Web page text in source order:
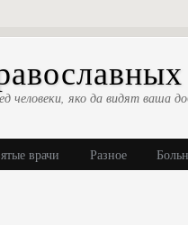
человеки, яко да видят
врачи Разное